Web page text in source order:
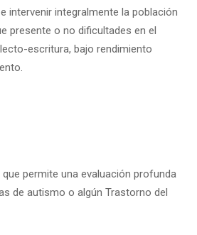
intervenir integralmente la población
presente o no dificultades en el
escritura, bajo rendimiento
permite una evaluación profunda
de autismo o algún Trastorno del